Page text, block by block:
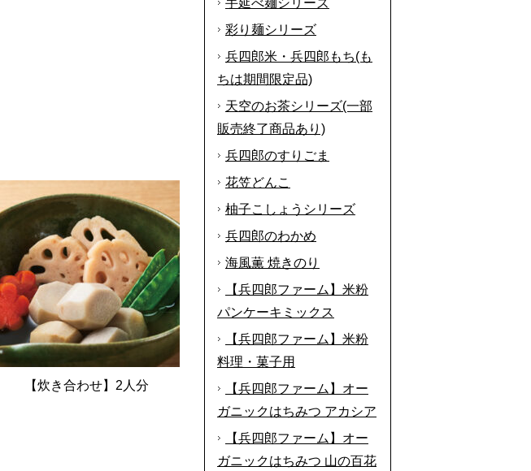
【炊き合わせ】2人分
手延べ麺シリーズ
彩り麺シリーズ
兵四郎米・兵四郎もち(も
ちは期間限定品)
天空のお茶シリーズ(一部
販売終了商品あり)
兵四郎のすりごま
花笠どんこ
柚子こしょうシリーズ
兵四郎のわかめ
海風薫 焼きのり
【兵四郎ファーム】米粉
パンケーキミックス
【兵四郎ファーム】米粉
料理・菓子用
【兵四郎ファーム】オー
ガニックはちみつ アカシア
【兵四郎ファーム】オー
ガニックはちみつ 山の百花